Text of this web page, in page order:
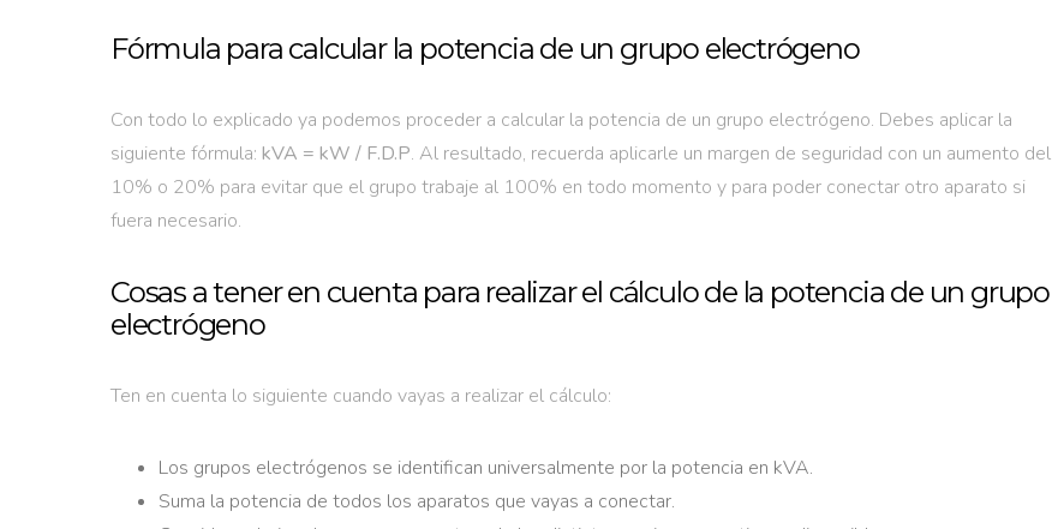
Fórmula para calcular la potencia de un grupo electrógeno
Con todo lo explicado ya podemos proceder a calcular la potencia de un grupo electrógeno. Debes aplicar la
siguiente fórmula: kVA = kW / F.D.P. Al resultado, recuerda aplicarle un margen de seguridad con un aumento del
10% o 20% para evitar que el grupo trabaje al 100% en todo momento y para poder conectar otro aparato si
fuera necesario.
Cosas a tener en cuenta para realizar el cálculo de la potencia de un grupo
electrógeno
Ten en cuenta lo siguiente cuando vayas a realizar el cálculo:
Los grupos electrógenos se identifican universalmente por la potencia en kVA.
Suma la potencia de todos los aparatos que vayas a conectar.